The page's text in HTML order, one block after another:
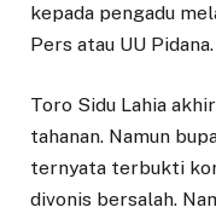
kepada pengadu
Pers atau UU Pidana.
Toro Sidu Lahia
tahanan. Namun
ternyata terbukti
divonis bersalah.